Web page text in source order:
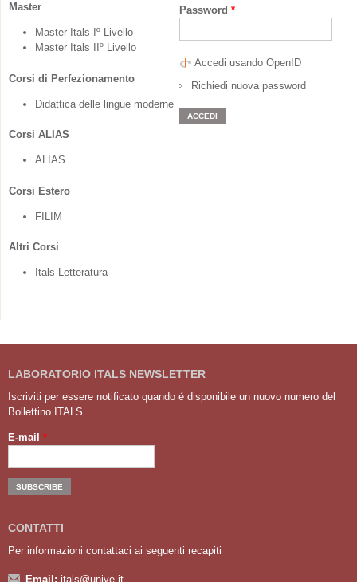
Master
Master Itals Iº Livello
Master Itals IIº Livello
Corsi di Perfezionamento
Didattica delle lingue moderne
Corsi ALIAS
ALIAS
Corsi Estero
FILIM
Altri Corsi
Itals Letteratura
Password *
Accedi usando OpenID
Richiedi nuova password
LABORATORIO ITALS NEWSLETTER
Iscriviti per essere notificato quando é disponibile un nuovo numero del
Bollettino ITALS
E-mail *
CONTATTI
Per informazioni contattaci ai seguenti recapiti
Email: itals@unive.it